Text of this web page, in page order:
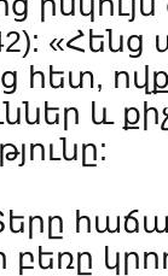
«Հենց
հետ,
և